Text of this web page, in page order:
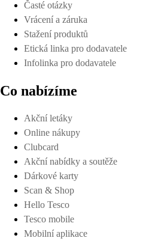
Časté otázky
Vrácení a záruka
Stažení produktů
Etická linka pro dodavatele
Infolinka pro dodavatele
Co nabízíme
Akční letáky
Online nákupy
Clubcard
Akční nabídky a soutěže
Dárkové karty
Scan & Shop
Hello Tesco
Tesco mobile
Mobilní aplikace